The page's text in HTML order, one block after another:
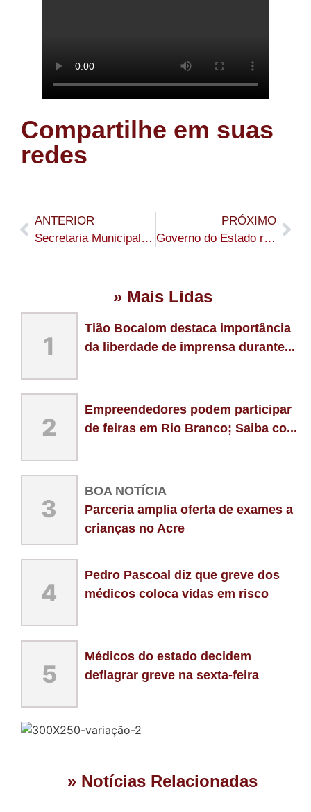
Compartilhe em suas
redes
ANTERIOR
Secretaria Municipal de Saúde de Assis Brasil realiza reunião de alinhamento com apoiadora regional do COSEMS
PRÓXIMO
Governo do Estado realiza audiência pública para apresentar Programa Igreja Legal em Senador Guiomard
» Mais Lidas
1
Tião Bocalom destaca importância
da liberdade de imprensa durante...
2
Empreendedores podem participar
de feiras em Rio Branco; Saiba co...
3
BOA NOTÍCIA
Parceria amplia oferta de exames a
crianças no Acre
4
Pedro Pascoal diz que greve dos
médicos coloca vidas em risco
5
Médicos do estado decidem
deflagrar greve na sexta-feira
» Notícias Relacionadas